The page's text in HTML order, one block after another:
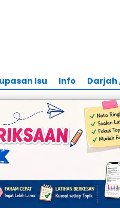
Isu Info